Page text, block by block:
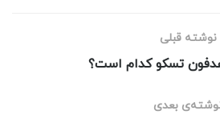
نوشته قبلی
تسکو کدام است؟
بعدی